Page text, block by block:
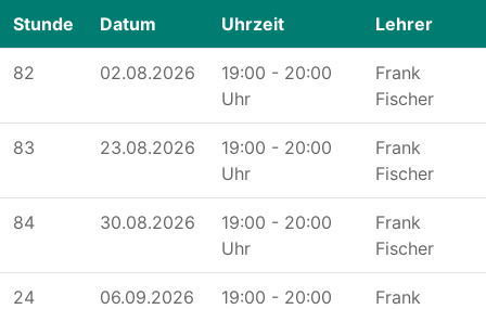
Stunde Datum Uhrzeit Lehrer
82 02.08.2026
19:00 - 20:00
Uhr
Frank
Fischer
83 23.08.2026
19:00 - 20:00
Uhr
Frank
Fischer
84 30.08.2026
19:00 - 20:00
Uhr
Frank
Fischer
24 06.09.2026
19:00 - 20:00
Frank